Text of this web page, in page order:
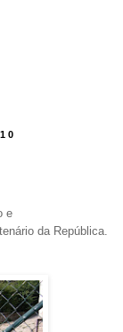
e
da República.